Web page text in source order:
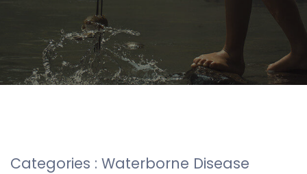
Categories : Waterborne Disease